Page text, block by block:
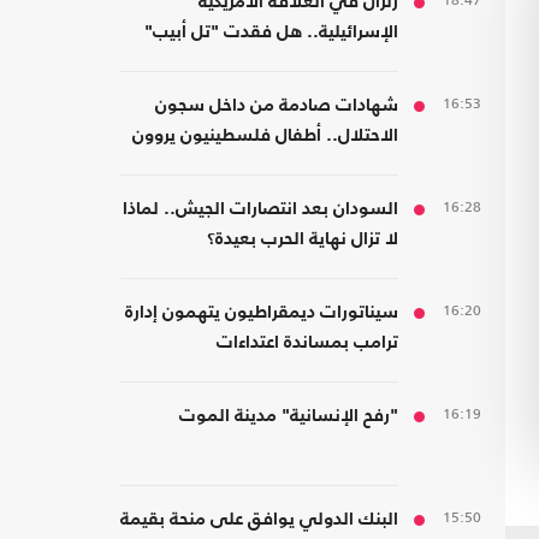
الإسرائيلية.. هل فقدت "تل أبيب"
16:53
شهادات صادمة من داخل سجون
الاحتلال.. أطفال فلسطينيون يروون
16:28
السودان بعد انتصارات الجيش.. لماذا
لا تزال نهاية الحرب بعيدة؟
16:20
سيناتورات ديمقراطيون يتهمون إدارة
ترامب بمساندة اعتداءات
16:19 "رفح الإنسانية" مدينة الموت
15:50 البنك الدولي يوافق على منحة بقيمة